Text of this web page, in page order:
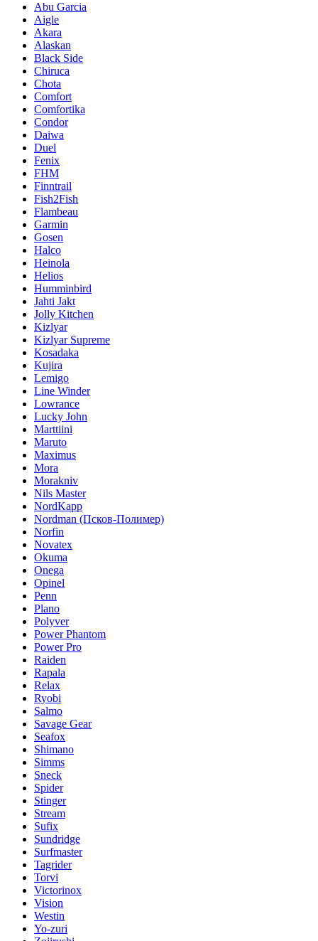
Abu Garcia
Aigle
Akara
Alaskan
Black Side
Chiruca
Chota
Comfort
Comfortika
Condor
Daiwa
Duel
Fenix
FHM
Finntrail
Fish2Fish
Flambeau
Garmin
Gosen
Halco
Heinola
Helios
Humminbird
Jahti Jakt
Jolly Kitchen
Kizlyar
Kizlyar Supreme
Kosadaka
Kujira
Lemigo
Line Winder
Lowrance
Lucky John
Marttiini
Maruto
Maximus
Mora
Morakniv
Nils Master
NordKapp
Nordman (Псков-Полимер)
Norfin
Novatex
Okuma
Onega
Opinel
Penn
Plano
Polyver
Power Phantom
Power Pro
Raiden
Rapala
Relax
Ryobi
Salmo
Savage Gear
Seafox
Shimano
Simms
Sneck
Spider
Stinger
Stream
Sufix
Sundridge
Surfmaster
Tagrider
Torvi
Victorinox
Vision
Westin
Yo-zuri